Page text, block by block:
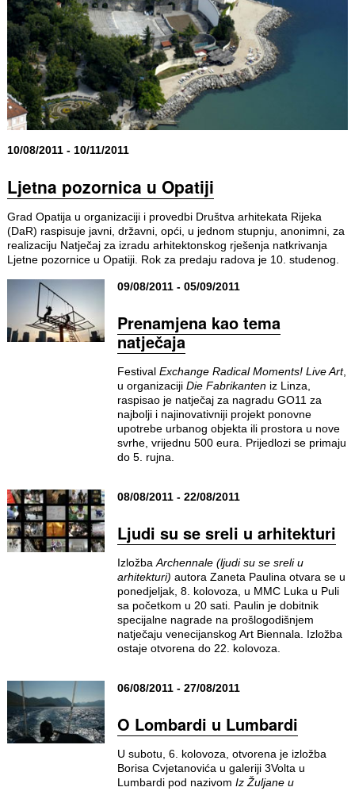
10/08/2011 - 10/11/2011
Ljetna pozornica u Opatiji
Grad Opatija u organizaciji i provedbi Društva arhitekata Rijeka
(DaR) raspisuje javni, državni, opći, u jednom stupnju, anonimni, za
realizaciju Natječaj za izradu arhitektonskog rješenja natkrivanja
Ljetne pozornice u Opatiji. Rok za predaju radova je 10. studenog.
09/08/2011 - 05/09/2011
Prenamjena kao tema
natječaja
Festival Exchange Radical Moments! Live Art,
u organizaciji Die Fabrikanteniz Linza,
raspisao je natječaj za nagradu GO11 za
najbolji i najinovativniji projekt ponovne
upotrebe urbanog objekta ili prostora u nove
svrhe, vrijednu 500 eura. Prijedlozi se primaju
do 5. rujna.
08/08/2011 - 22/08/2011
Ljudi su se sreli u arhitekturi
Izložba Archennale (ljudi su se sreli u
arhitekturi) autora Zaneta Paulina otvara se u
ponedjeljak, 8. kolovoza, u MMC Luka u Puli
sa početkom u 20 sati. Paulin je dobitnik
specijalne nagrade na prošlogodišnjem
natječaju venecijanskog Art Biennala. Izložba
ostaje otvorena do 22. kolovoza.
06/08/2011 - 27/08/2011
O Lombardi u Lumbardi
U subotu, 6. kolovoza, otvorena je izložba
Borisa Cvjetanovića u galeriji 3Volta u
Lumbardi pod nazivom Iz Žuljane u